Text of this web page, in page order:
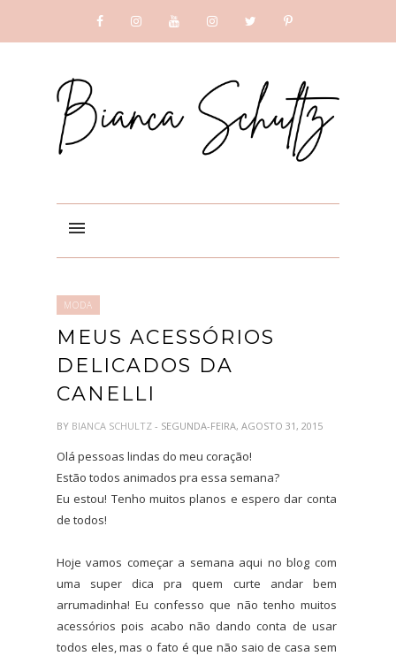
MODA
MEUS ACESSÓRIOS
DELICADOS DA
CANELLI
BY BIANCA SCHULTZ - SEGUNDA-FEIRA, AGOSTO 31, 2015
Olá pessoas lindas do meu coração!
Estão todos animados pra essa semana?
Eu estou! Tenho muitos planos e espero dar conta
de todos!
Hoje vamos começar a semana aqui no blog com
uma super dica pra quem curte andar bem
arrumadinha! Eu confesso que não tenho muitos
acessórios pois acabo não dando conta de usar
todos eles, mas o fato é que não saio de casa sem